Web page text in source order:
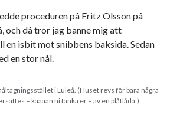
sekrutt skola
språk språkpolis
svenska
proceduren på Fritz Olsson på
och då tror jag banne mig att
en isbit mot snibbens baksida. Sedan
en stor nål.
i Luleå. (Huset revs för bara några
– kaaaan ni tänka er – av en plåtlåda.)